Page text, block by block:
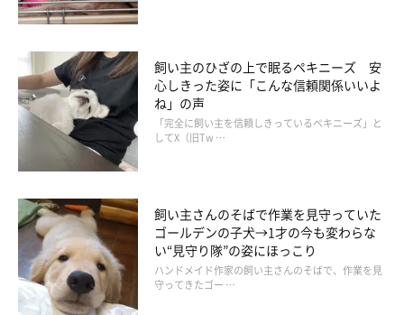
飼い主のひざの上で眠るペキニーズ 安
心しきった姿に「こんな信頼関係いいよ
ね」の声
「完全に飼い主を信頼しきっているペキニーズ」と
してX（旧Tw …
飼い主さんのそばで作業を見守っていた
ゴールデンの子犬→1才の今も変わらな
い“見守り隊”の姿にほっこり
ハンドメイド作家の飼い主さんのそばで、作業を見
守ってきたゴー …